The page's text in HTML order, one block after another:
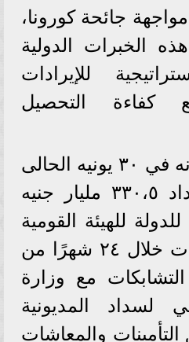
جائحة كورونا،
الخبرات الدولية
للإيرادات
كفاءة التحصيل
أكد وزير المالية أنه في ٣٠ يونيه الحالى
سيكون قد تم سداد ٣٣٠،٥ مليار جنيه
للهيئة القومية
للتأمينات والمعاشات خلال ٢٤ شهرًا من
مع وزارة
لسداد المديونية
والمعاشات